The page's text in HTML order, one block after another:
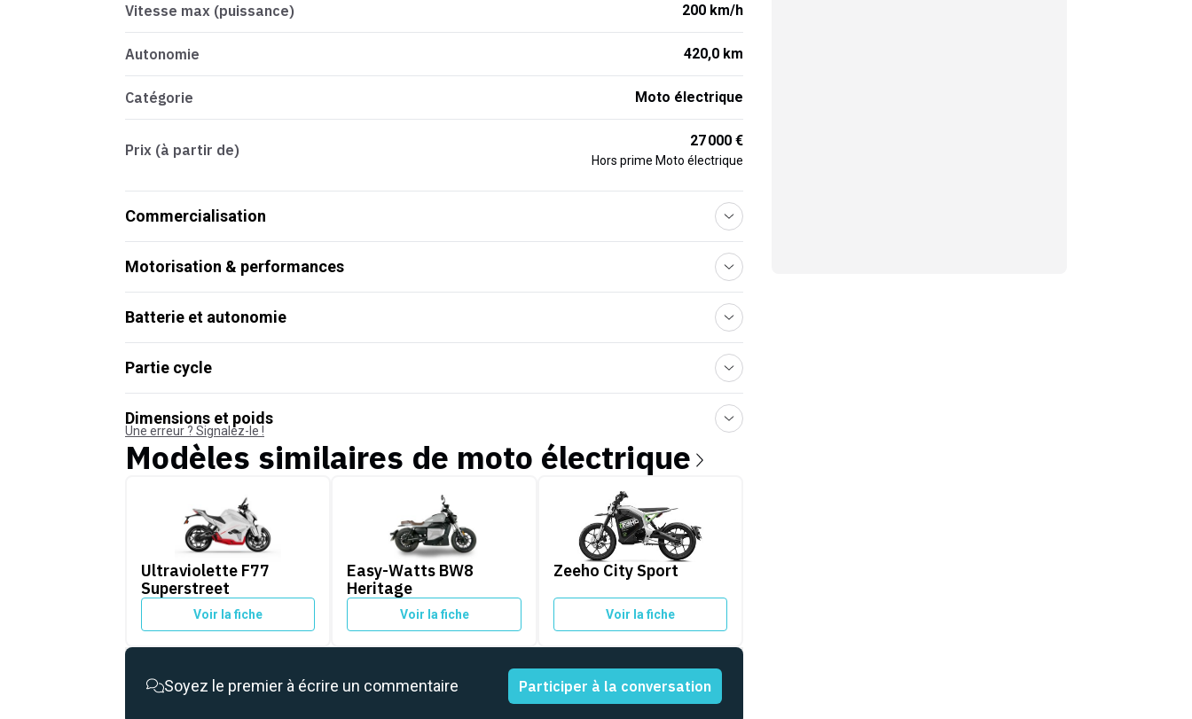
Vitesse max (puissance) 200 km/h
Autonomie 420,0 km
Catégorie Moto électrique
Prix (à partir de)
27 000 €
Hors prime Moto électrique
Commercialisation
Motorisation & performances
Batterie et autonomie
Partie cycle
Dimensions et poids
Une erreur ? Signalez-le !
Modèles similaires de moto électrique
Ultraviolette F77 Superstreet
Ultraviolette F77
Superstreet
Voir la fiche
Easy-Watts BW8 Heritage
Easy-Watts BW8
Heritage
Voir la fiche
Zeeho City Sport
Zeeho City Sport
Voir la fiche
Soyez le premier à écrire un commentaire Participer à la conversation